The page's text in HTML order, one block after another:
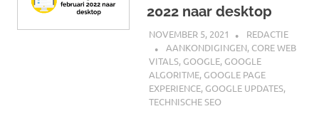
2022 naar desktop
NOVEMBER 5, 2021
REDACTIE
AANKONDIGINGEN, CORE WEB
VITALS, GOOGLE, GOOGLE
ALGORITME, GOOGLE PAGE
EXPERIENCE, GOOGLE UPDATES,
TECHNISCHE SEO